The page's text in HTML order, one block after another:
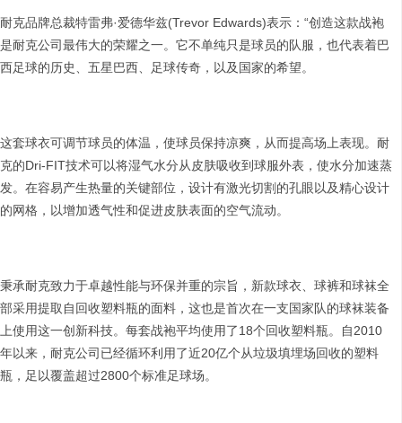
耐克品牌总裁特雷弗·爱德华兹(Trevor Edwards)表示：“创造这款战袍
是耐克公司最伟大的荣耀之一。它不单纯只是球员的队服，也代表着巴
西足球的历史、五星巴西、足球传奇，以及国家的希望。
这套球衣可调节球员的体温，使球员保持凉爽，从而提高场上表现。耐
克的Dri-FIT技术可以将湿气水分从皮肤吸收到球服外表，使水分加速蒸
发。在容易产生热量的关键部位，设计有激光切割的孔眼以及精心设计
的网格，以增加透气性和促进皮肤表面的空气流动。
秉承耐克致力于卓越性能与环保并重的宗旨，新款球衣、球裤和球袜全
部采用提取自回收塑料瓶的面料，这也是首次在一支国家队的球袜装备
上使用这一创新科技。每套战袍平均使用了18个回收塑料瓶。自2010
年以来，耐克公司已经循环利用了近20亿个从垃圾填埋场回收的塑料
瓶，足以覆盖超过2800个标准足球场。